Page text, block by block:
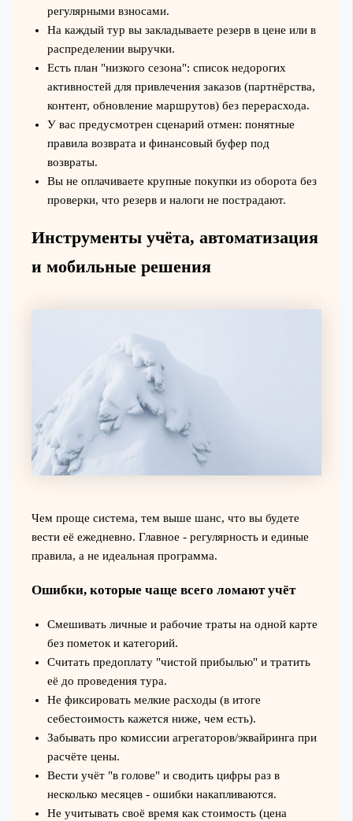
регулярными взносами.
На каждый тур вы закладываете резерв в цене или в
распределении выручки.
Есть план "низкого сезона": список недорогих
активностей для привлечения заказов (партнёрства,
контент, обновление маршрутов) без перерасхода.
У вас предусмотрен сценарий отмен: понятные
правила возврата и финансовый буфер под
возвраты.
Вы не оплачиваете крупные покупки из оборота без
проверки, что резерв и налоги не пострадают.
Инструменты учёта, автоматизация
и мобильные решения
Чем проще система, тем выше шанс, что вы будете
вести её ежедневно. Главное - регулярность и единые
правила, а не идеальная программа.
Ошибки, которые чаще всего ломают учёт
Смешивать личные и рабочие траты на одной карте
без пометок и категорий.
Считать предоплату "чистой прибылью" и тратить
её до проведения тура.
Не фиксировать мелкие расходы (в итоге
себестоимость кажется ниже, чем есть).
Забывать про комиссии агрегаторов/эквайринга при
расчёте цены.
Вести учёт "в голове" и сводить цифры раз в
несколько месяцев - ошибки накапливаются.
Не учитывать своё время как стоимость (цена